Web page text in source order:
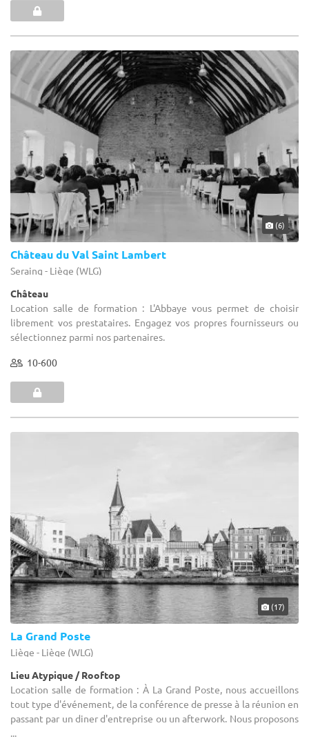
(6)
Château du Val Saint Lambert
Seraing - Liège (WLG)
Château
Location salle de formation : L'Abbaye vous permet de choisir
librement vos prestataires. Engagez vos propres fournisseurs ou
sélectionnez parmi nos partenaires.
10-600
(17)
La Grand Poste
Liège - Liège (WLG)
Lieu Atypique / Rooftop
Location salle de formation : À La Grand Poste, nous accueillons
tout type d'événement, de la conférence de presse à la réunion en
passant par un diner d'entreprise ou un afterwork. Nous proposons
...